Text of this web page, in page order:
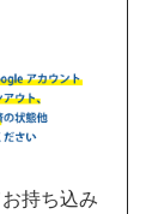
持ち込み